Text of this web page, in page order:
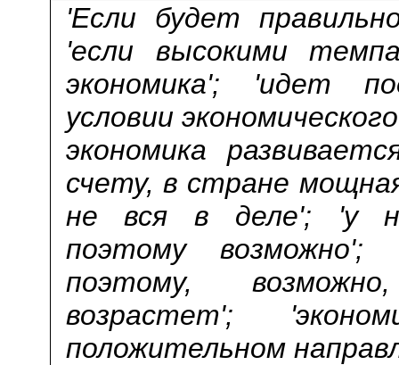
'Если будет
'если высокими
экономика'; 'идет
условии
экономика
счету, в стране
не вся в деле'; 'у
поэтому возможно';
поэтому,
возрастет';
положительном